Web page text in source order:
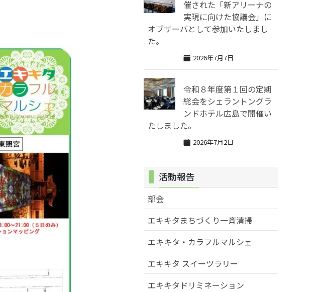
催された「新アリーナの
実現に向けた協議会」に
オブザーバとして参加いたしまし
た。
2026年7月7日
令和８年度第１回の定期
総会をシェラントングラ
ンドホテル広島で開催い
たしました。
2026年7月2日
活動報告
部会
エキキタまちづくり一斉清掃
エキキタ・カラフルマルシェ
エキキタ スイーツラリー
エキキタドリミネーション